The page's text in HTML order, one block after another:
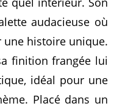
audacieuse où
une histoire unique.
finition frangée lui
idéal pour une
Placé dans un